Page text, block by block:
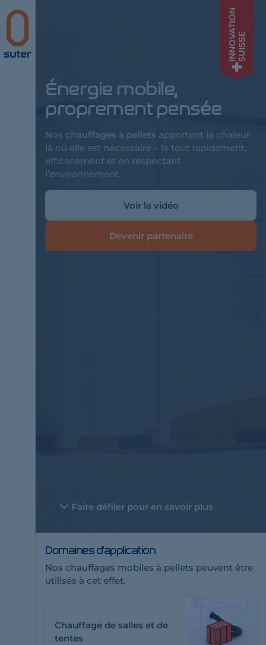
Suter INNOVATIONSUISSE
Énergie mobile,
proprement pensée
Nos chauffages à pellets apportent la chaleur
là où elle est nécessaire – le tout rapidement,
efficacement et en respectant
l’environnement.
Voir la vidéo
Devenir partenaire
Faire défiler pour en savoir plus
Domaines d'application
Nos chauffages mobiles à pellets peuvent être
utilisés à cet effet.
Chauffage de salles et de
tentes